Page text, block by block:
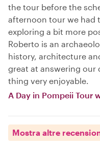
the tour before the
afternoon tour we had
exploring a bit more
Roberto is an
history, architecture
great at answering our
thing very enjoyable.
A Day in Pompeii Tour
Mostra altre